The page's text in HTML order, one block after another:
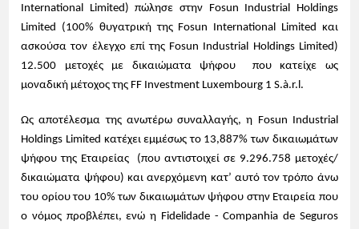
International Limited) πώλησε στην Fosun Industrial Holdings
Limited (100% θυγατρική της Fosun International Limited και
ασκούσα τον έλεγχο επί της Fosun Industrial Holdings Limited)
12.500 μετοχές με δικαιώματα ψήφου που κατείχε ως
μοναδική μέτοχος της FF Investment Luxembourg 1 S.à.r.l.
Ως αποτέλεσμα της ανωτέρω συναλλαγής, η Fosun Industrial
Holdings Limited κατέχει εμμέσως το 13,887% των δικαιωμάτων
ψήφου της Εταιρείας (που αντιστοιχεί σε 9.296.758 μετοχές/
δικαιώματα ψήφου) και ανερχόμενη κατ’ αυτό τον τρόπο άνω
του ορίου του 10% των δικαιωμάτων ψήφου στην Εταιρεία που
ο νόμος προβλέπει, ενώ η Fidelidade - Companhia de Seguros